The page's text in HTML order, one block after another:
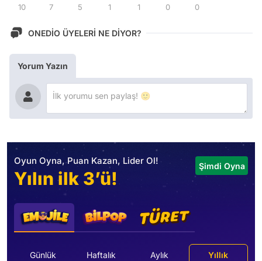
10 7 5 1 1 0 0
ONEDİO ÜYELERİ NE DİYOR?
Yorum Yazın
Oyun Oyna, Puan Kazan, Lider Ol!
Yılın ilk 3’ü!
Şimdi Oyna
Günlük Haftalık Aylık Yıllık